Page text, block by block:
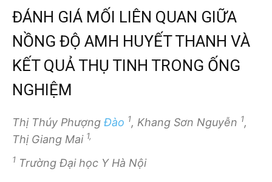
ĐÁNH GIÁ MỐI LIÊN QUAN GIỮA
NỒNG ĐỘ AMH HUYẾT THANH VÀ
KẾT QUẢ THỤ TINH TRONG ỐNG
NGHIỆM
Thị Thúy Phượng Đào 1, Khang Sơn Nguyễn 1,
Thị Giang Mai 1,
1 Trường Đại học Y Hà Nội